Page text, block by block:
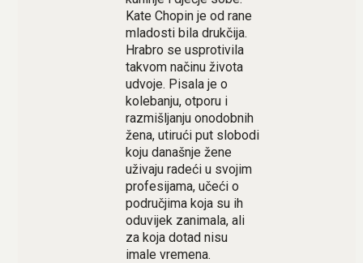
Kate Chopin je od rane
mladosti bila drukčija.
Hrabro se usprotivila
takvom načinu života
udvoje. Pisala je o
kolebanju, otporu i
razmišljanju onodobnih
žena, utirući put slobodi
koju današnje žene
uživaju radeći u svojim
profesijama, učeći o
područjima koja su ih
oduvijek zanimala, ali
za koja dotad nisu
imale vremena.